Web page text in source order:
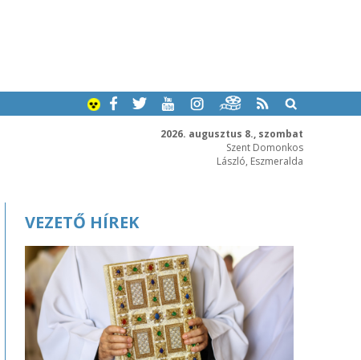
2026. augusztus 8., szombat
Szent Domonkos
László, Eszmeralda
VEZETŐ HÍREK